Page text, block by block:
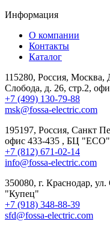
Информация
О компании
Контакты
Каталог
115280, Россия, Москва,
Слобода, д. 26, стр.2,
+7 (499) 130-79-88
msk@fossa-electric.com
195197, Россия, Санкт
офис 433-435 , БЦ "ECO"
+7 (812) 671-02-14
info@fossa-electric.com
350080, г. Краснодар,
"Купец"
+7 (918) 348-88-39
sfd@fossa-electric.com